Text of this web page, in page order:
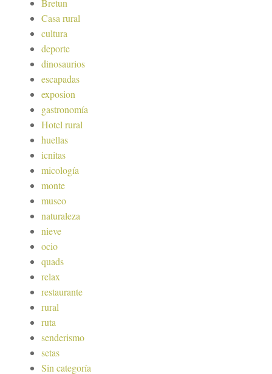
Bretun
Casa rural
cultura
deporte
dinosaurios
escapadas
exposion
gastronomía
Hotel rural
huellas
icnitas
micología
monte
museo
naturaleza
nieve
ocio
quads
relax
restaurante
rural
ruta
senderismo
setas
Sin categoría